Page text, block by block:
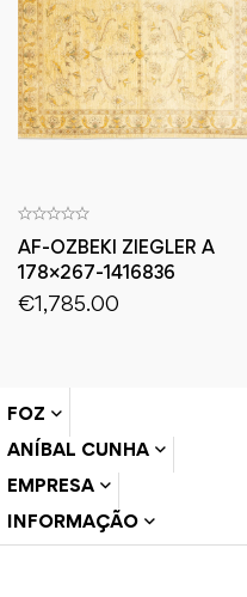
AF-OZBEKI ZIEGLER A
178×267-1416836
€1,785.00
FOZ
ANÍBAL CUNHA
EMPRESA
INFORMAÇÃO